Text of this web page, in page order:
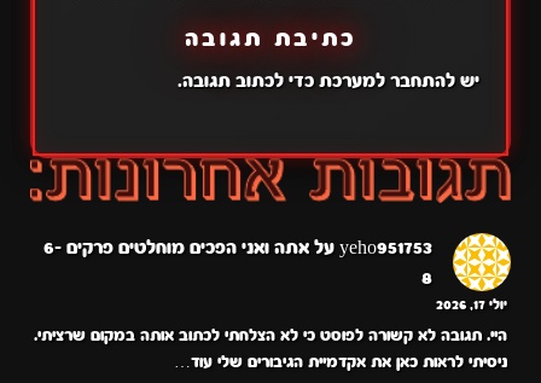
כתיבת תגובה
יש להתחבר למערכתכדי לכתוב תגובה.
yeho951753 על
אתה ואני הפכים מוחלטים פרקים 6-
8
יולי 17, 2026
היי. תגובה לא קשורה לפוסט כי לא הצלחתי לכתוב אותה במקום שרציתי.
ניסיתי לראות כאן את אקדמיית הגיבורים שלי עוד…